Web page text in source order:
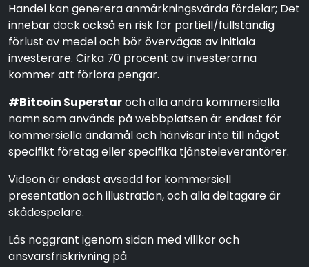
Handel kan generera anmärkningsvärda fördelar; Det
innebär dock också en risk för partiell/fullständig
förlust av medel och bör övervägas av initiala
investerare. Cirka 70 procent av investerarna
kommer att förlora pengar.
#Bitcoin Superstaroch alla andra kommersiella
namn som används på webbplatsen är endast för
kommersiella ändamål och hänvisar inte till något
specifikt företag eller specifika tjänsteleverantörer.
Videon är endast avsedd för kommersiell
presentation och illustration, och alla deltagare är
skådespelare.
Läs noggrant igenom sidan med villkor och
ansvarsfriskrivning på